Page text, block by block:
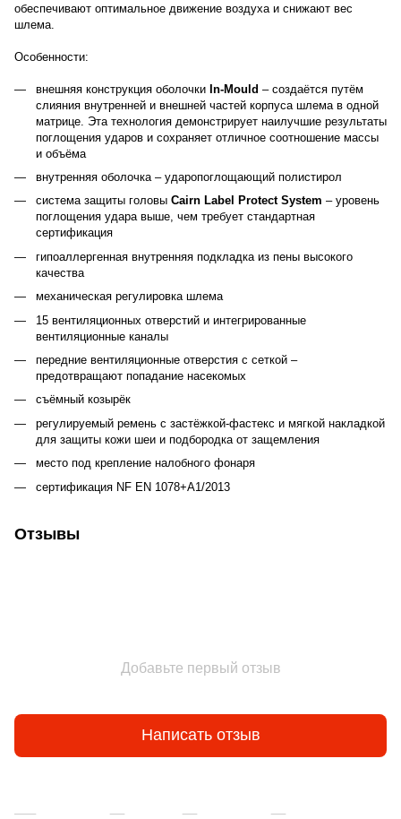
обеспечивают оптимальное движение воздуха и снижают вес
шлема.
Особенности:
внешняя конструкция оболочки In-Mould – создаётся путём
слияния внутренней и внешней частей корпуса шлема в одной
матрице. Эта технология демонстрирует наилучшие результаты
поглощения ударов и сохраняет отличное соотношение массы
и объёма
внутренняя оболочка – ударопоглощающий полистирол
система защиты головы Cairn Label Protect System – уровень
поглощения удара выше, чем требует стандартная
сертификация
гипоаллергенная внутренняя подкладка из пены высокого
качества
механическая регулировка шлема
15 вентиляционных отверстий и интегрированные
вентиляционные каналы
передние вентиляционные отверстия с сеткой –
предотвращают попадание насекомых
съёмный козырёк
регулируемый ремень с застёжкой-фастекс и мягкой накладкой
для защиты кожи шеи и подбородка от защемления
место под крепление налобного фонаря
cертификация NF EN 1078+A1/2013
Отзывы
Добавьте первый отзыв
Написать отзыв